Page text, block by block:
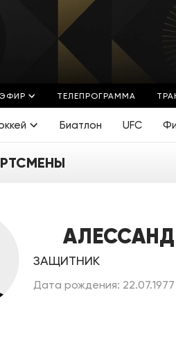
ЭФИР ТЕЛЕПРОГРАММА
Биатлон UFC
ЗАЩИТНИК
Дата рождения: 22.07.1977